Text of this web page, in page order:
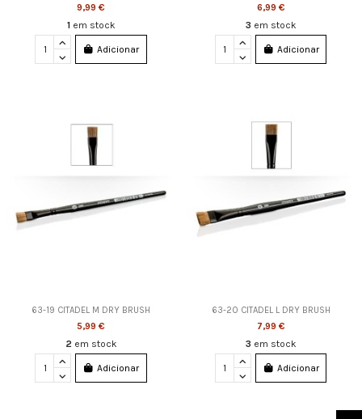
9,99 €
1 em stock
Adicionar
6,99 €
3 em stock
Adicionar
63-19 CITADEL M DRY BRUSH
5,99 €
2 em stock
Adicionar
63-20 CITADEL L DRY BRUSH
7,99 €
3 em stock
Adicionar